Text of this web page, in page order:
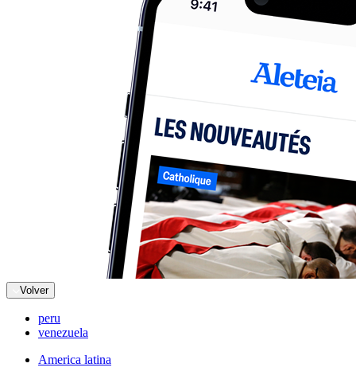
Volver
peru
venezuela
America latina